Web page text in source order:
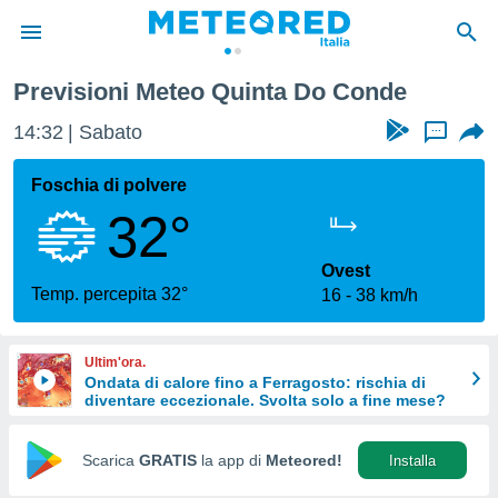
di
per
le
di
Web
Previsioni Meteo Quinta Do Conde
14:32 Sabato ...
Foschia di polvere
32°
Temp. percepita 32°
Ovest
16
38 km/h
Ultim'ora.
Ondata di calore fino a Ferragosto: rischia di
diventare eccezionale. Svolta solo a fine mese?
Scarica GRATIS la app di Meteored! Installa